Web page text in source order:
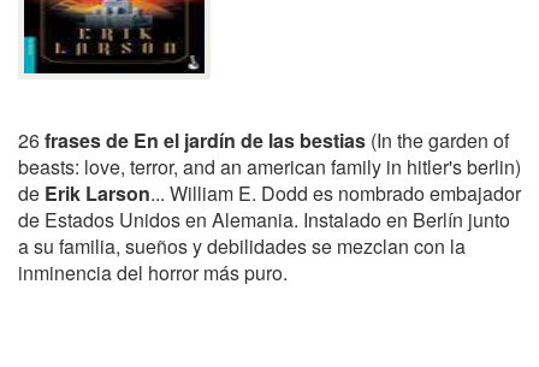
26frases de En el jardín de las bestias (In the garden of
beasts: love, terror, and an american family in hitler's berlin)
de Erik Larson... William E. Dodd es nombrado embajador
de Estados Unidos en Alemania. Instalado en Berlín junto
a su familia, sueños y debilidades se mezclan con la
inminencia del horror más puro.